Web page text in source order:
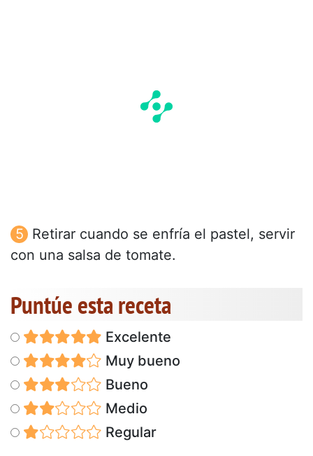
Retirar cuando se enfría el pastel, servir
con una salsa de tomate.
Puntúe esta receta
Excelente
Muy bueno
Bueno
Medio
Regular